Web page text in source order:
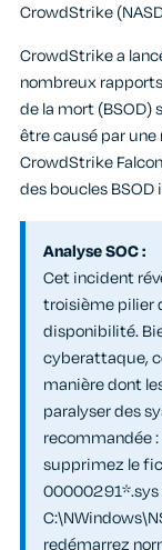
CrowdStrike
CrowdStrike a
nombreux
de la mort (BSOD)
être causé par
CrowdStrike
des boucles BSOD
Analyse SOC :
Cet incident
troisième pilier
disponibilité.
cyberattaque,
manière dont
paralyser des
recommandée
supprimez le
00000291*.sys
redémarrez